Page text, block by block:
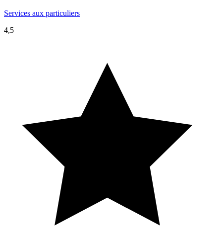
Services aux particuliers
4,5